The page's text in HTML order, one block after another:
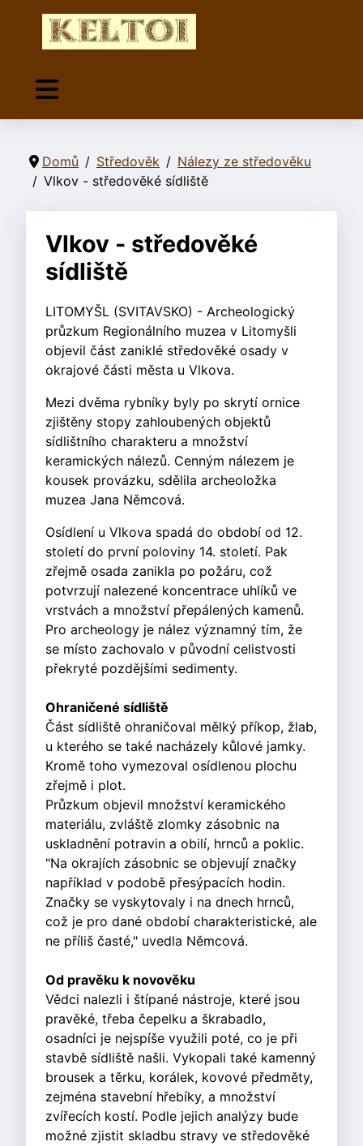
Domů Středověk
Nálezy ze středověku
Vlkov - středověké sídliště
Vlkov - středověké
sídliště
LITOMYŠL (SVITAVSKO) - Archeologický
průzkum Regionálního muzea v Litomyšli
objevil část zaniklé středověké osady v
okrajové části města u Vlkova.
Mezi dvěma rybníky byly po skrytí ornice
zjištěny stopy zahloubených objektů
sídlištního charakteru a množství
keramických nálezů. Cenným nálezem je
kousek provázku, sdělila archeoložka
muzea Jana Němcová.
Osídlení u Vlkova spadá do období od 12.
století do první poloviny 14. století. Pak
zřejmě osada zanikla po požáru, což
potvrzují nalezené koncentrace uhlíků ve
vrstvách a množství přepálených kamenů.
Pro archeology je nález významný tím, že
se místo zachovalo v původní celistvosti
překryté pozdějšími sedimenty.
Ohraničené sídliště
Část sídliště ohraničoval mělký příkop, žlab,
u kterého se také nacházely kůlové jamky.
Kromě toho vymezoval osídlenou plochu
zřejmě i plot.
Průzkum objevil množství keramického
materiálu, zvláště zlomky zásobnic na
uskladnění potravin a obilí, hrnců a poklic.
"Na okrajích zásobnic se objevují značky
například v podobě přesýpacích hodin.
Značky se vyskytovaly i na dnech hrnců,
což je pro dané období charakteristické, ale
ne příliš časté," uvedla Němcová.
Od pravěku k novověku
Vědci nalezli i štípané nástroje, které jsou
pravěké, třeba čepelku a škrabadlo,
osadníci je nejspíše využili poté, co je při
stavbě sídliště našli. Vykopali také kamenný
brousek a těrku, korálek, kovové předměty,
zejména stavební hřebíky, a množství
zvířecích kostí. Podle jejich analýzy bude
možné zjistit skladbu stravy ve středověké